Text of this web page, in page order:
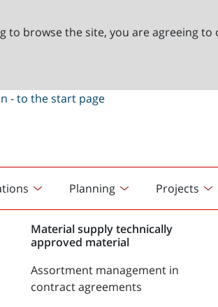
to browse the site, you are agreeing to
Planning Projects
Material supply technically
approved material
Assortment management in
contract agreements